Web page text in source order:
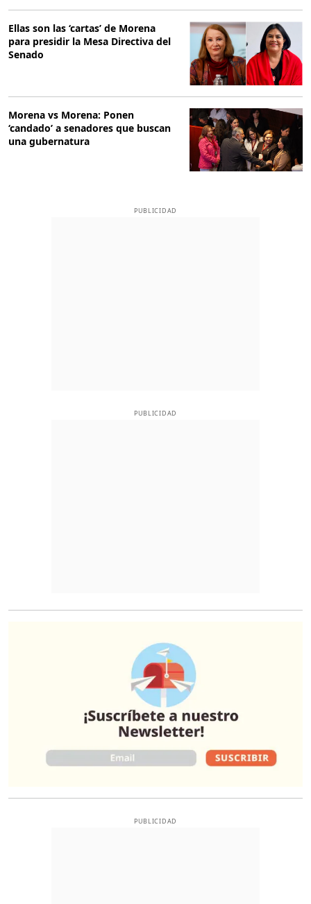
Ellas son las ‘cartas’ de Morena
para presidir la Mesa Directiva del
Senado
Morena vs Morena: Ponen
‘candado’ a senadores que buscan
una gubernatura
PUBLICIDAD
PUBLICIDAD
PUBLICIDAD